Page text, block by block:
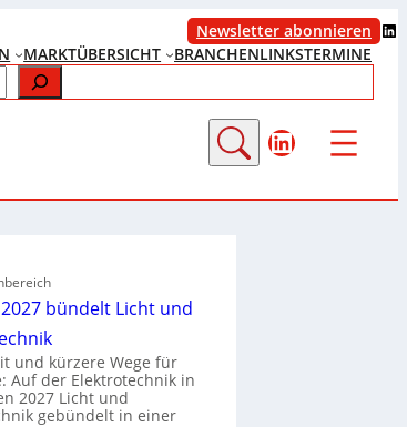
Newsletter abonnieren LinkedIn
MARKTÜBERSICHT BRANCHENLINKSTERMINE
LinkedIn
bündelt Licht und
und kürzere Wege für
Auf der Elektrotechnik in
2027 Licht und
gebündelt in einer